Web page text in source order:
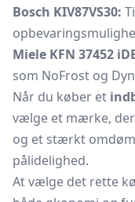
Bosch KIV87VS30:
Miele KFN 37452
som NoFrost og
Når du køber et
vælge et mærke,
og et stærkt
pålidelighed.
At vælge det rette